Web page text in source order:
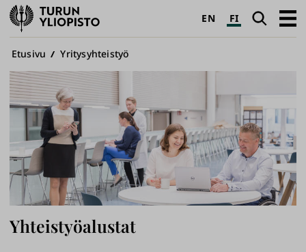
Turun
yliopisto
EN FI Haku
Avaa
Murupolku
Etusivu Yritysyhteistyö
Yhteistyöalustat